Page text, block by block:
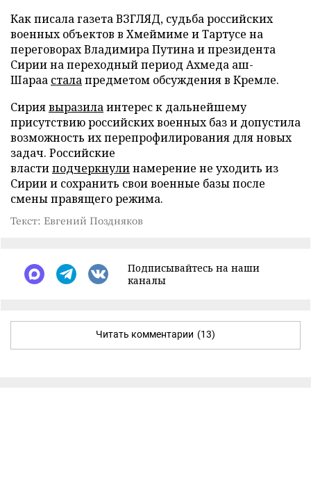
Как писала газета ВЗГЛЯД, судьба российских
военных объектов в Хмеймиме и Тартусе на
переговорах Владимира Путина и президента
Сирии на переходный период Ахмеда аш-
Шараа сталапредметом обсуждения в Кремле.
Сириявыразилаинтерес к дальнейшему
присутствию российских военных баз и допустила
возможность их перепрофилирования для новых
задач. Российские
властиподчеркнулинамерение не уходить из
Сирии и сохранить свои военные базы после
смены правящего режима.
Текст: Евгений Поздняков
Подписывайтесь на наши
каналы
Читать комментарии (13)